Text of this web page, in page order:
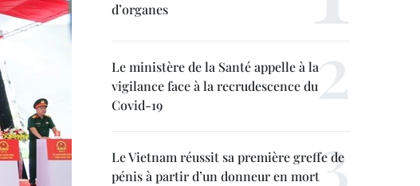
d’organes
Le ministère de la Santé appelle à la
vigilance face à la recrudescence du
Covid-19
Le Vietnam réussit sa première greffe de
pénis à partir d’un donneur en mort